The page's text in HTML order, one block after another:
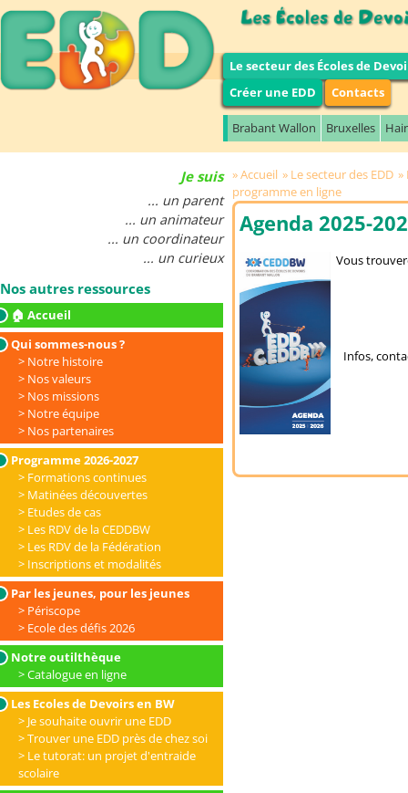
Le secteur des Écoles de
Créer une EDD
Contacts
Brabant Wallon Bruxelles
Je suis
... un parent
... un animateur
... un coordinateur
... un curieux
Nos autres ressources
🏠 Accueil
Qui sommes-nous ?
Notre histoire
Nos valeurs
Nos missions
Notre équipe
Nos partenaires
Programme 2026-2027
Formations continues
Matinées découvertes
Etudes de cas
Les RDV de la CEDDBW
Les RDV de la Fédération
Inscriptions et modalités
Par les jeunes, pour les jeunes
Périscope
Ecole des défis 2026
Notre outilthèque
Catalogue en ligne
Les Ecoles de Devoirs en BW
Je souhaite ouvrir une EDD
Trouver une EDD près de chez soi
Le tutorat: un projet d'entraide
scolaire
Accueil Le secteur des EDD
programme en ligne
Agenda 2025-
Vous
Infos,